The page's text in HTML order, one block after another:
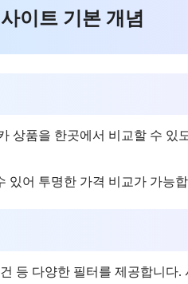
이트 기본 개념
상품을 한곳에서 비교할 수
있어 투명한 가격 비교가 가능
등 다양한 필터를 제공합니